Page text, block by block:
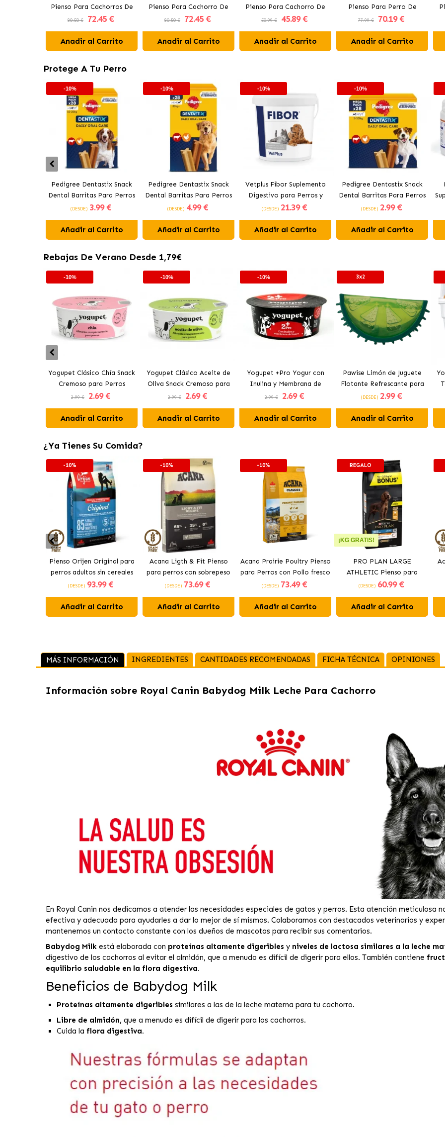
Pienso Para Cachorros De
Razas Grandes
80.50 € 72.45 €
Añadir al Carrito
Pienso Para Cachorro De
Tamaño Mediano
80.50 € 72.45 €
Añadir al Carrito
Pienso Para Cachorro De
Tamaño Pequeño
50.99 € 45.89 €
Añadir al Carrito
Pienso Para Perro De
Tamaño Gigante
77.99 € 70.19 €
Añadir al Carrito
Protege A Tu Perro
-10%
Pedigree Dentastix Snack
Dental Barritas Para Perros
Medianos 10-25 kg
(DESDE) 3.99 €
Añadir al Carrito
-10%
Pedigree Dentastix Snack
Dental Barritas Para Perros
Grandes +25 kg
(DESDE) 4.99 €
Añadir al Carrito
-10%
Vetplus Fibor Suplemento
Digestivo para Perros y
Gatos
(DESDE) 21.39 €
Añadir al Carrito
-10%
Pedigree Dentastix Snack
Dental Barritas Para Perros
Pequeños 5-10 kg
(DESDE) 2.99 €
Añadir al Carrito
Rebajas De Verano Desde 1,79€
-10%
Yogupet Clásico Chía Snack
Cremoso para Perros
2.99 € 2.69 €
Añadir al Carrito
-10%
Yogupet Clásico Aceite de
Oliva Snack Cremoso para
Perros
2.99 € 2.69 €
Añadir al Carrito
-10%
Yogupet +Pro Yogur con
Inulina y Membrana de
Huevo para Perros y Gatos
2.99 € 2.69 €
Añadir al Carrito
3x2
Pawise Limón de Juguete
Flotante Refrescante para
Perros 12 cm
(DESDE) 2.99 €
Añadir al Carrito
¿Ya Tienes Su Comida?
-10%
Pienso Orijen Original para
perros adultos sin cereales
de pollo
(DESDE) 93.99 €
Añadir al Carrito
-10%
Acana Ligth & Fit Pienso
para perros con sobrepeso
con pollo fresco
(DESDE) 73.69 €
Añadir al Carrito
-10%
Acana Prairie Poultry Pienso
para Perros con Pollo fresco
(DESDE) 73.49 €
Añadir al Carrito
REGALO
¡KG GRATIS!
PRO PLAN LARGE
ATHLETIC Pienso para
perros con pollo
(DESDE) 60.99 €
Añadir al Carrito
MÁS INFORMACIÓN INGREDIENTES CANTIDADES RECOMENDADAS FICHA TÉCNICA OPINIONES
Información sobre Royal Canin Babydog Milk Leche Para Cachorro
En Royal Canin nos dedicamos a atender las necesidades especiales de gatos y perros. Esta atención meticulosa
efectiva y adecuada para ayudarles a dar lo mejor de sí mismos. Colaboramos con destacados veterinarios y
mantenemos un contacto constante con los dueños de mascotas para recibir sus comentarios.
Babydog Milkestá elaborada con proteínas altamente digeribles y niveles de lactosa similares a la leche
digestivo de los cachorros al evitar el almidón, que a menudo es difícil de digerir para ellos. También contiene
equilibrio saludable en la flora digestiva.
Beneficios de Babydog Milk
Proteínas altamente digeribles similares a las de la leche materna para tu cachorro.
Libre de almidón, que a menudo es difícil de digerir para los cachorros.
Cuida la flora digestiva.